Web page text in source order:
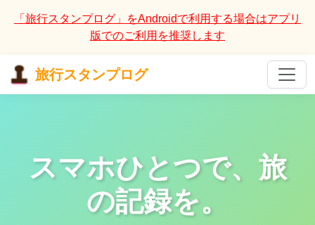
「旅行スタンプログ」をAndroidで利用する場合はアプリ
版でのご利用を推奨します
旅行スタンプログ
スマホひとつで、旅
の記録を。